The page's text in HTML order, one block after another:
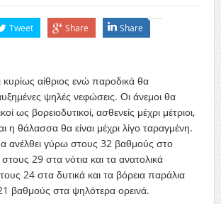
Tweet Share Share
κυρίως αίθριος ενώ παροδικά θα
ψηλές νεφώσεις. Οι άνεμοι θα
ως βορειοδυτικοί, ασθενείς μέχρι μέτριοι,
η θάλασσα θα είναι μέχρι λίγο ταραγμένη.
ανέλθει γύρω στους 32 βαθμούς στο
29 στα νότια και τα ανατολικά
24 στα δυτικά και τα βόρεια παράλια
βαθμούς στα ψηλότερα ορεινά.